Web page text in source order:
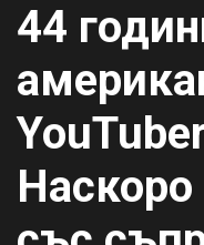
44
Наскоро